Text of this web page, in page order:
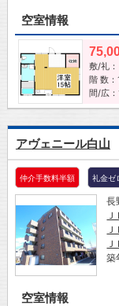
空室情報
敷/礼：
階 数：
間/広
アヴェニール白山
仲介手数料半額 礼金ゼ
長
築
空室情報